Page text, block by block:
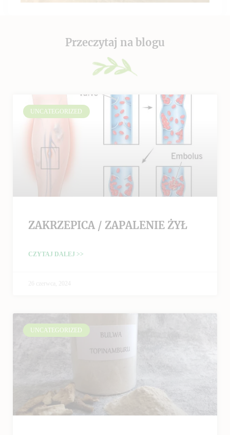
Przeczytaj na blogu
UNCATEGORIZED
ZAKRZEPICA / ZAPALENIE ŻYŁ
CZYTAJ DALEJ >>
26 czerwca, 2024
UNCATEGORIZED